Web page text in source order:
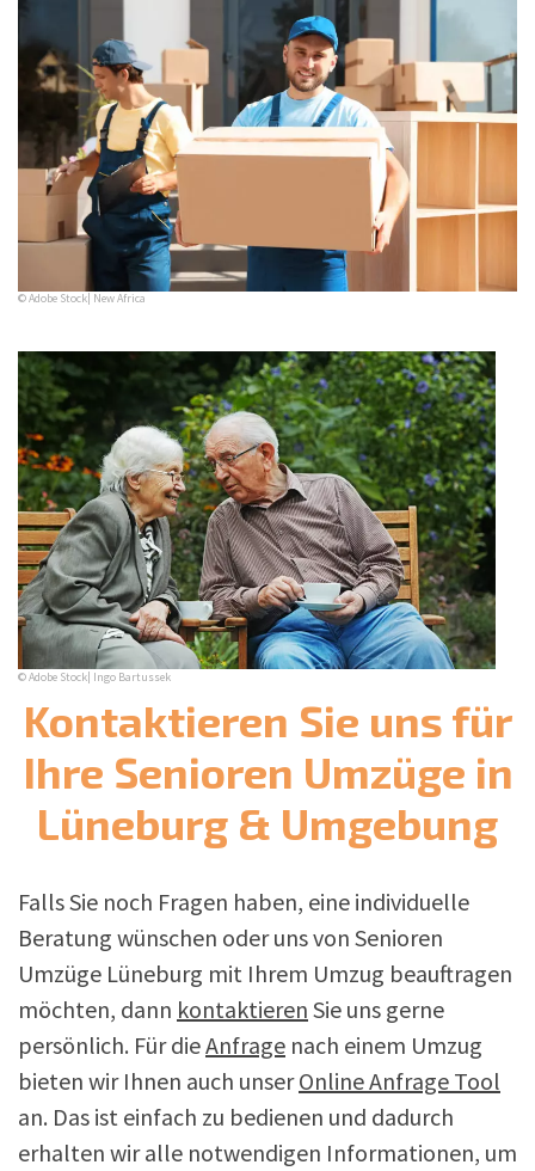
© Adobe Stock| New Africa
© Adobe Stock| Ingo Bartussek
Kontaktieren Sie uns für
Ihre Senioren Umzüge in
Lüneburg & Umgebung
Falls Sie noch Fragen haben, eine individuelle
Beratung wünschen oder uns von Senioren
Umzüge Lüneburg mit Ihrem Umzug beauftragen
möchten, dann kontaktieren Sie uns gerne
persönlich. Für dieAnfrage nach einem Umzug
bieten wir Ihnen auch unserOnline Anfrage Tool
an. Das ist einfach zu bedienen und dadurch
erhalten wir alle notwendigen Informationen, um